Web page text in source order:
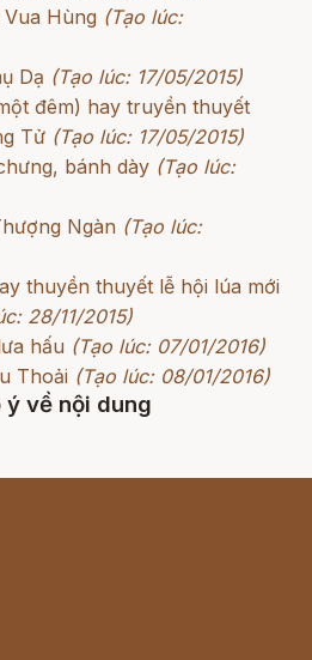
Hùng (Tạo lúc:
Dạ (Tạo lúc: 17/05/2015)
đêm) hay truyền thuyết
Tử (Tạo lúc: 17/05/2015)
bánh dày (Tạo lúc:
Ngàn (Tạo lúc:
thuyền thuyết lễ hội lúa mới
28/11/2015)
hấu (Tạo lúc: 07/01/2016)
Thoải (Tạo lúc: 08/01/2016)
ý về nội dung